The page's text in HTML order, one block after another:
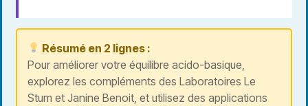
Résumé en 2 lignes :
Pour améliorer votre équilibre acido-basique,
explorez les compléments des Laboratoires Le
Stum et Janine Benoit, et utilisez des applications